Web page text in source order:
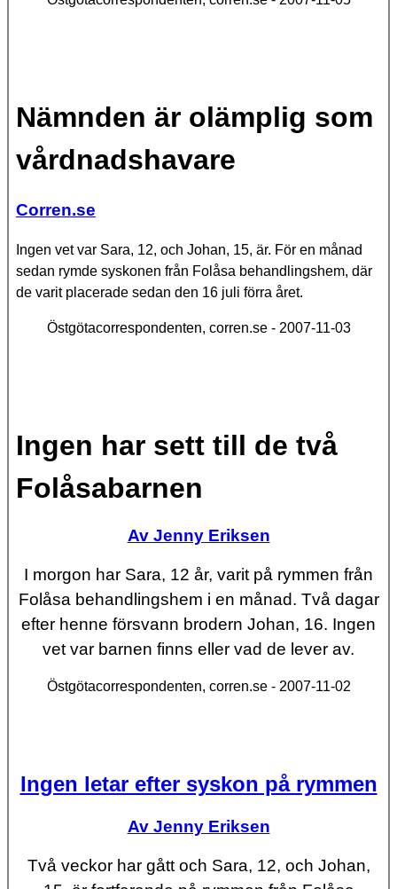
Nämnden är olämplig som
vårdnadshavare
Corren.se
Ingen vet var Sara, 12, och Johan, 15, är. För en månad
sedan rymde syskonen från Folåsa behandlingshem, där
de varit placerade sedan den 16 juli förra året.
Östgötacorrespondenten, corren.se - 2007-11-03
Ingen har sett till de två
Folåsabarnen
Av Jenny Eriksen
I morgon har Sara, 12 år, varit på rymmen från
Folåsa behandlingshem i en månad. Två dagar
efter henne försvann brodern Johan, 16. Ingen
vet var barnen finns eller vad de lever av.
Östgötacorrespondenten, corren.se - 2007-11-02
Ingen letar efter syskon på rymmen
Av Jenny Eriksen
Två veckor har gått och Sara, 12, och Johan,